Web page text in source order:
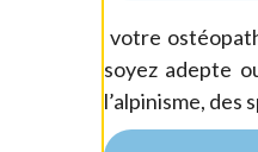
votre
soyez adepte
l’alpinisme,